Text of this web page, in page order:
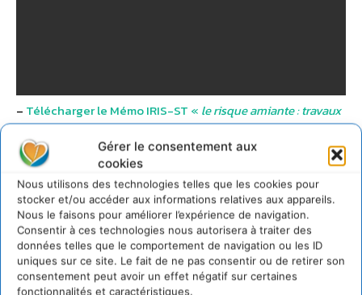
Gérer le consentement aux
cookies
Nous utilisons des technologies telles que les cookies pour
stocker et/ou accéder aux informations relatives aux appareils.
Nous le faisons pour améliorer l’expérience de navigation.
Consentir à ces technologies nous autorisera à traiter des
données telles que le comportement de navigation ou les ID
uniques sur ce site. Le fait de ne pas consentir ou de retirer son
consentement peut avoir un effet négatif sur certaines
fonctionnalités et caractéristiques.
– Télécharger le Mémo IRIS-ST « le risque amiante : travaux
d’entretien et de maintenance«
La gestion des accidents et
maladies professionnelles